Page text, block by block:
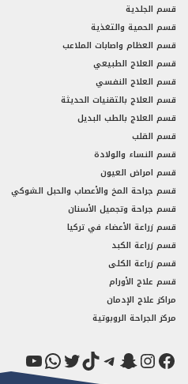
قسم الجلدية
قسم الحمية والتغذية
قسم العظام واصابات الملاعب
قسم العلاج الطبيعي
قسم العلاج النفسي
قسم العلاج بالتقنيات الحديثة
قسم العلاج بالطب البديل
قسم القلب
قسم النساء والولادة
قسم امراض العيون
قسم جراحة المخ والأعصاب والحبل الشوكي
قسم جراحة وتجميل الأسنان
قسم زراعة الأعضاء في تركيا
قسم زراعة الكبد
قسم زراعة الكلى
قسم علاج الأورام
مراكز علاج الإدمان
مركز الجراحة الروبوتية
فيسبوك
إنستجرام
سناب شاتتيليجرام
تيك توكتويترواتساب
يوتيوب